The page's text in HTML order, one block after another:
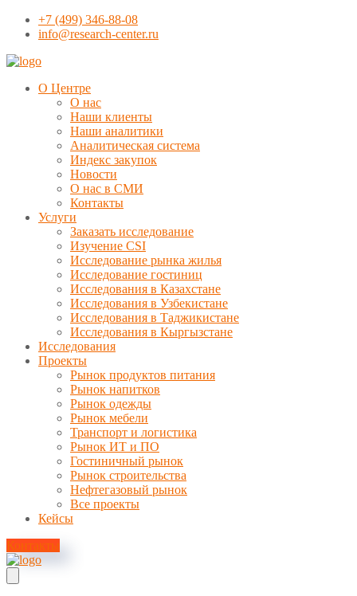
+7 (499) 346-88-08
info@research-center.ru
О Центре
О нас
Наши клиенты
Наши аналитики
Аналитическая система
Индекс закупок
Новости
О нас в СМИ
Контакты
Услуги
Заказать исследование
Изучение CSI
Исследование рынка жилья
Исследование гостиниц
Исследования в Казахстане
Исследования в Узбекистане
Исследования в Таджикистане
Исследования в Кыргызстане
Исследования
Проекты
Рынок продуктов питания
Рынок напитков
Рынок одежды
Рынок мебели
Транспорт и логистика
Рынок ИТ и ПО
Гостиничный рынок
Рынок строительства
Нефтегазовый рынок
Все проекты
Кейсы
Контакты